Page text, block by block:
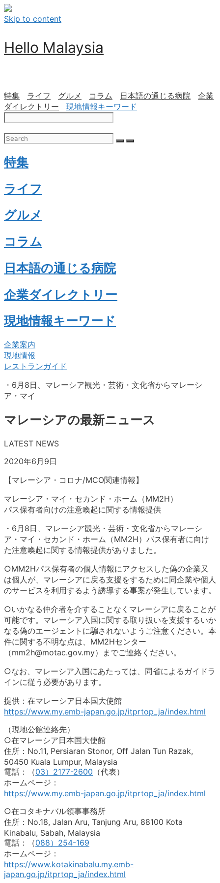
Skip to content
Hello Malaysia
特集 ライフ グルメ コラム 日本語の通じる病院
企業
ダイレクトリー
現地情報キーワード
特集
ライフ
グルメ
コラム
日本語の通じる病院
企業ダイレクトリー
現地情報キーワード
企業案内
現地情報
レストランガイド
・6月8日、マレーシア観光・芸術・文化省からマレーシ
ア・マイ
マレーシアの最新ニュース
LATEST NEWS
2020年6月9日
【マレーシア・コロナ/MCO関連情報】
マレーシア・マイ・セカンド・ホーム（MM2H）
パス保有者向けの注意喚起に関する情報提供
・6月8日、マレーシア観光・芸術・文化省からマレーシ
ア・マイ・セカンド・ホーム（MM2H）パス保有者に向け
た注意喚起に関する情報提供がありました。
○MM2Hパス保有者の個人情報にアクセスした偽の企業又
は個人が、マレーシアに戻る支援をするために同企業や個人
のサービスを利用するよう誘導する事案が発生しています。
○いかなる仲介者を介することなくマレーシアに戻ることが
可能です。マレーシア入国に関する取り扱いを支援するいか
なる偽のエージェントに騙されないようご注意ください。本
件に関する不明な点は、MM2Hセンター
（mm2h@motac.gov.my）までご連絡ください。
○なお、マレーシア入国にあたっては、同省によるガイドラ
インに従う必要があります。
提供：在マレーシア日本国大使館
https://www.my.emb-japan.go.jp/itprtop_ja/index.html
（現地公館連絡先）
○在マレーシア日本国大使館
住所：No.11, Persiaran Stonor, Off Jalan Tun Razak,
50450 Kuala Lumpur, Malaysia
電話：（03）2177-2600 （代表）
ホームページ：
https://www.my.emb-japan.go.jp/itprtop_ja/index.html
○在コタキナバル領事事務所
住所：No.18, Jalan Aru, Tanjung Aru, 88100 Kota
Kinabalu, Sabah, Malaysia
電話：（088）254-169
ホームページ：
https://www.kotakinabalu.my.emb-
japan.go.jp/itprtop_ja/index.html